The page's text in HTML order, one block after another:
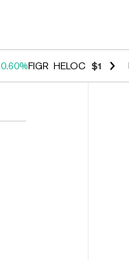
0.60%FIGR_HELOC $1.007